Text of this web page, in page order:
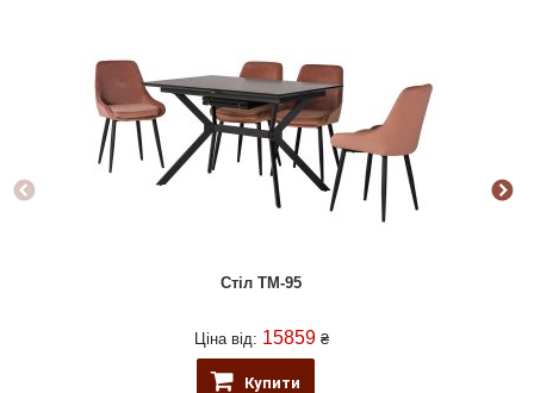
Стіл TM-95
Ціна від: 15859 ₴
Купити